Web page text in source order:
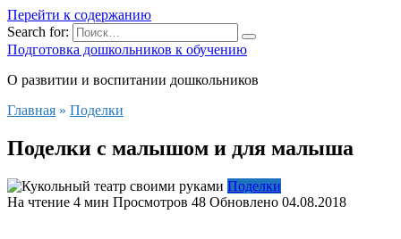
Перейти к содержанию
Search for:
Подготовка дошкольников к обучению
О развитии и воспитании дошкольников
Главная » Поделки
Поделки с малышом и для малыша
Поделки
На чтение 4 мин Просмотров 48 Обновлено 04.08.2018